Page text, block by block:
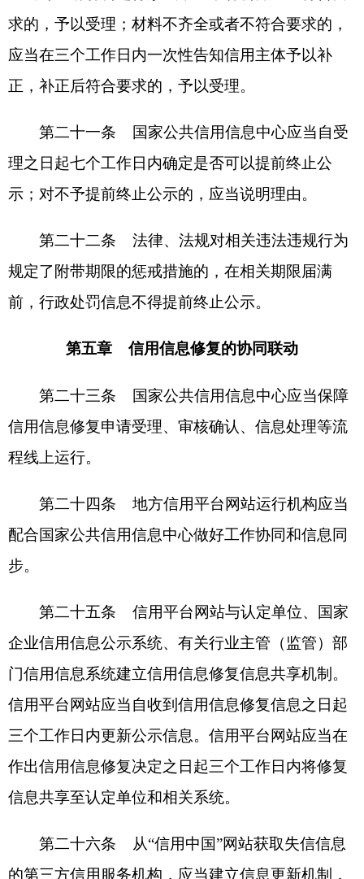
复信息的机构，可以暂停或者取消向其共享信息。
第六章 信用信息修复的监督管理与诚信教育
第二十七条 信用主体申请信用信息修复应当
秉持诚实守信原则，如有提供虚假材料、信用承诺
为，由受理申请的单位记入信用记录，纳入全国信
用信息共享平台，与认定单位及时共享，相关信用
示，三年内不得在信用平台网站申请信用信息修
复；构成犯罪的，依法追究刑事责任。
何形式向申请修复的信用主体收取费用。有不按规
费用行为的，依法依规追究相关单位和人员责任。
第二十九条 国家发展和改革委员会、县级及
以上地方人民政府社会信用体系建设牵头部门应当
导，发现问题及时责令改正。
会、第三方信用服务机构、专家学者、新闻媒体等
第七章 附则
第三十一条 本办法由国家发展和改革委员会
负责解释。
第三十二条 本办法自2023年5月1日起施行。
涉及信用平台网站的信用信息修复相关规定，凡与